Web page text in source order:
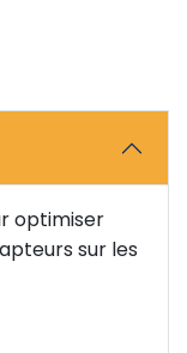
optimiser
sur les